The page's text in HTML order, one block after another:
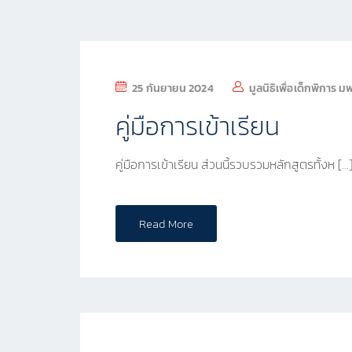
25 กันยายน 2024 มูลนิธิเพื่อเด็กพิการ ม
คู่มือการเข้าเรียน
คู่มือการเข้าเรียน ส่วนนี้รวบรวมหลักสูตรทั้งห […]
Read More